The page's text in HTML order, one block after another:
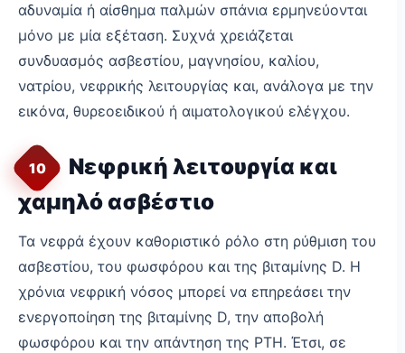
αδυναμία ή αίσθημα παλμών σπάνια ερμηνεύονται
μόνο με μία εξέταση. Συχνά χρειάζεται
συνδυασμός ασβεστίου, μαγνησίου, καλίου,
νατρίου, νεφρικής λειτουργίας και, ανάλογα με την
εικόνα, θυρεοειδικού ή αιματολογικού ελέγχου.
10
Νεφρική λειτουργία και
χαμηλό ασβέστιο
Τα νεφρά έχουν καθοριστικό ρόλο στη ρύθμιση του
ασβεστίου, του φωσφόρου και της βιταμίνης D. Η
χρόνια νεφρική νόσος μπορεί να επηρεάσει την
ενεργοποίηση της βιταμίνης D, την αποβολή
φωσφόρου και την απάντηση της PTH. Έτσι, σε